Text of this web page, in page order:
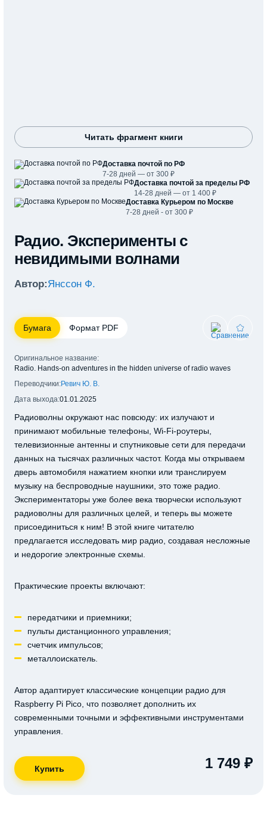
Читать фрагмент книги
Доставка почтой по РФ
7-28 дней — от 300 ₽
Доставка почтой за пределы РФ
14-28 дней — от 1 400 ₽
Доставка Курьером по Москве
7-28 дней - от 300 ₽
Радио. Эксперименты с
невидимыми волнами
Автор:Янссон Ф.
Бумага Формат PDF
Оригинальное название:
Radio. Hands-on adventures in the hidden universe of radio waves
Переводчики:Ревич Ю. В.
Дата выхода:01.01.2025
Радиоволны окружают нас повсюду: их излучают и
принимают мобильные телефоны, Wi-Fi-роутеры,
телевизионные антенны и спутниковые сети для передачи
данных на тысячах различных частот. Когда мы открываем
дверь автомобиля нажатием кнопки или транслируем
музыку на беспроводные наушники, это тоже радио.
Экспериментаторы уже более века творчески используют
радиоволны для различных целей, и теперь вы можете
присоединиться к ним! В этой книге читателю
предлагается исследовать мир радио, создавая несложные
и недорогие электронные схемы.
Практические проекты включают:
передатчики и приемники;
пульты дистанционного управления;
счетчик импульсов;
металлоискатель.
Автор адаптирует классические концепции радио для
Raspberry Pi Pico, что позволяет дополнить их
современными точными и эффективными инструментами
управления.
1 749 ₽